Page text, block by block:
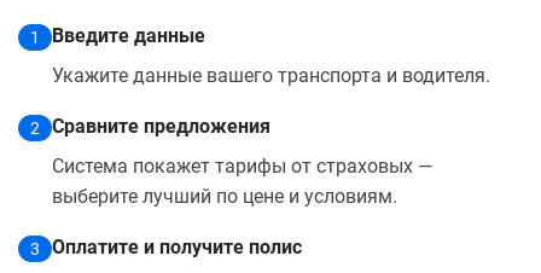
1
Введите данные
Укажите данные вашего транспорта и водителя.
2
Сравните предложения
Система покажет тарифы от страховых —
выберите лучший по цене и условиям.
3
Оплатите и получите полис